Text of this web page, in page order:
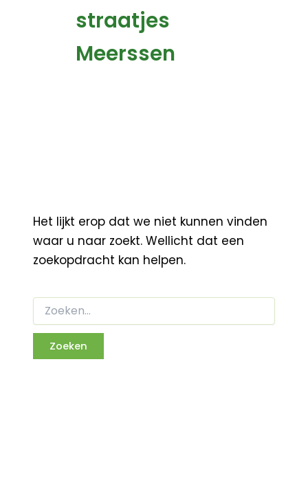
straatjes
Meerssen
Het lijkt erop dat we niet kunnen vinden
waar u naar zoekt. Wellicht dat een
zoekopdracht kan helpen.